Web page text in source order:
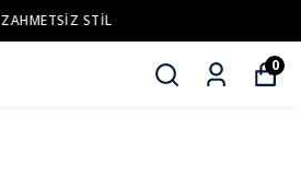
ZAHMETSİZ STİL
0